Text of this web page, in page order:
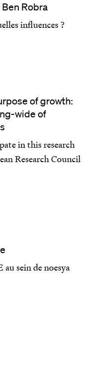
Robra
influences ?
of growth:
wide of
in this research
Research Council
au sein de noesya